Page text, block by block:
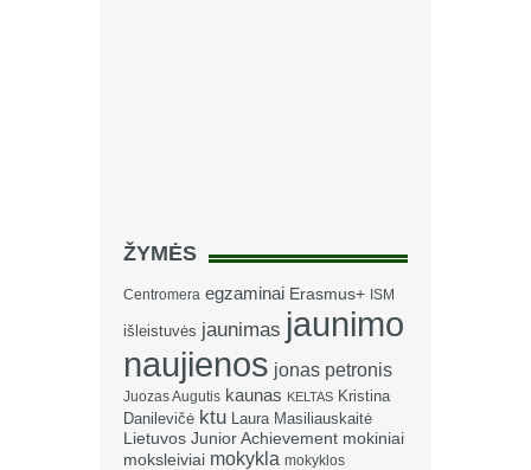
ŽYMĖS
Centromera egzaminai Erasmus+ ISM
išleistuvės jaunimas jaunimo
naujienos jonas petronis
Juozas Augutis kaunas KELTAS Kristina
Danilevičė ktu Laura Masiliauskaitė
Lietuvos Junior Achievement mokiniai
moksleiviai mokykla mokyklos